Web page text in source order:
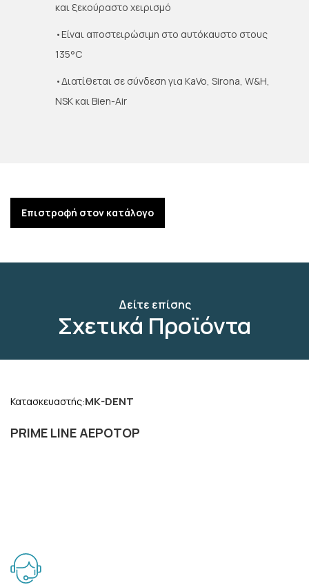
και ξεκούραστο χειρισμό
•Είναι αποστειρώσιμη στο αυτόκαυστο στους
135°C
•Διατίθεται σε σύνδεση για KaVo, Sirona, W&H,
NSK και Bien-Air
Επιστροφή στον κατάλογο
Δείτε επίσης
Σχετικά Προϊόντα
PRIME LINE ΑΕΡΟΤΟΡ
Κατασκευαστής:MK-DENT